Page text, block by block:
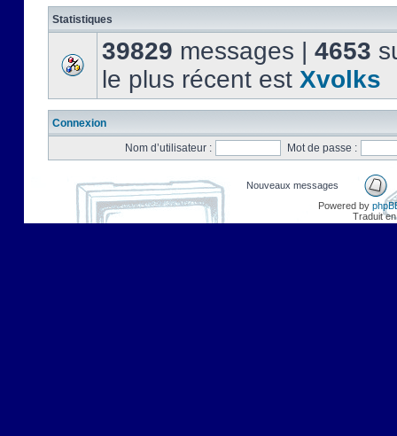
Statistiques
39829 messages | 4653
le plus récent est Xvolks
Connexion
Nom d’utilisateur :
Mot de passe :
Nouveaux messages
Powered by
Traduit